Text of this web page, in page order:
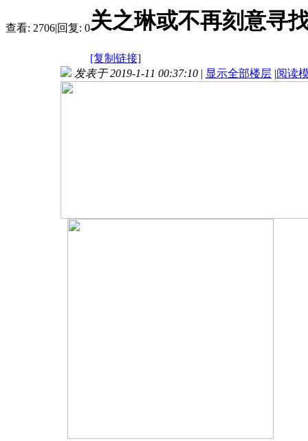
查看: 2706|回复: 0关之琳或不再刻意寻
[复制链接]
发表于 2019-1-11 00:37:10 | 显示全部楼层 |阅读